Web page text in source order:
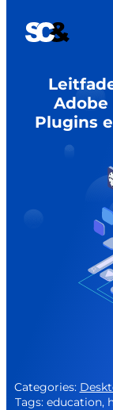
Inhalt
Adobe
Plugins
Categories:
Tags: education,